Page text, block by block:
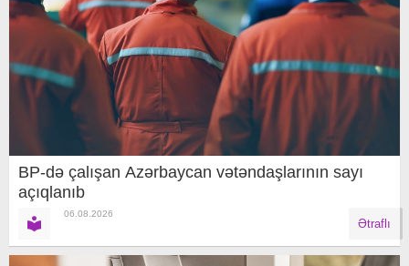
BP-də çalışan Azərbaycan vətəndaşlarının sayı
açıqlanıb
06.08.2026
Ətraflı